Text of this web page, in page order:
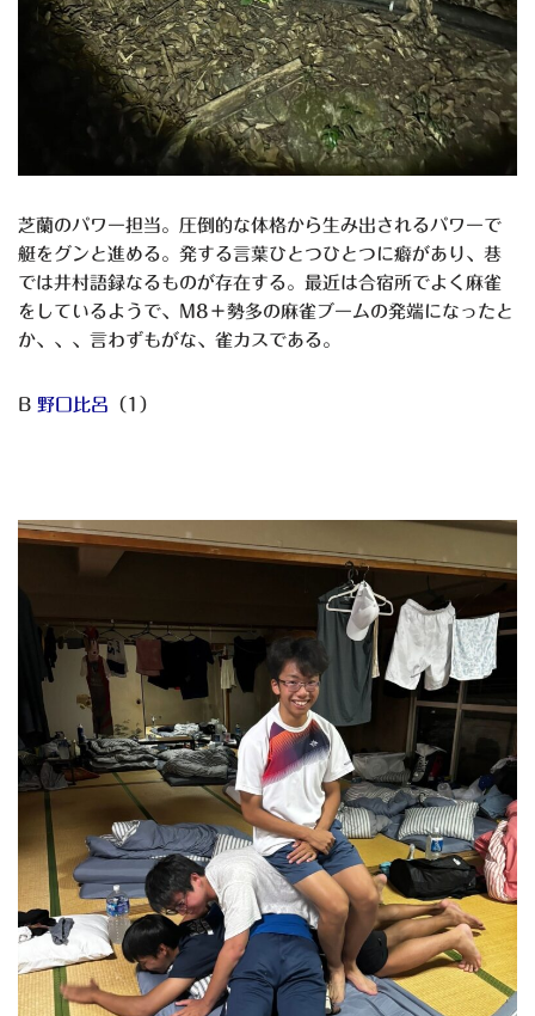
芝蘭のパワー担当。圧倒的な体格から生み出されるパワーで
艇をグンと進める。発する言葉ひとつひとつに癖があり、巷
では井村語録なるものが存在する。最近は合宿所でよく麻雀
をしているようで、M8＋勢多の麻雀ブームの発端になったと
か、、、言わずもがな、雀カスである。
B 野口比呂 （1）